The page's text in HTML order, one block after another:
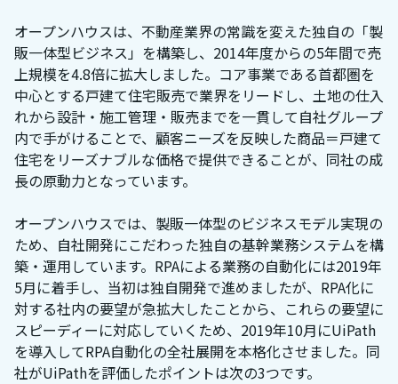
オープンハウスは、不動産業界の常識を変えた独自の「製
販一体型ビジネス」を構築し、2014年度からの5年間で売
上規模を4.8倍に拡大しました。コア事業である首都圏を
中心とする戸建て住宅販売で業界をリードし、土地の仕入
れから設計・施工管理・販売までを一貫して自社グループ
内で手がけることで、顧客ニーズを反映した商品＝戸建て
住宅をリーズナブルな価格で提供できることが、同社の成
長の原動力となっています。
オープンハウスでは、製販一体型のビジネスモデル実現の
ため、自社開発にこだわった独自の基幹業務システムを構
築・運用しています。RPAによる業務の自動化には2019年
5月に着手し、当初は独自開発で進めましたが、RPA化に
対する社内の要望が急拡大したことから、これらの要望に
スピーディーに対応していくため、2019年10月にUiPath
を導入してRPA自動化の全社展開を本格化させました。同
社がUiPathを評価したポイントは次の3つです。